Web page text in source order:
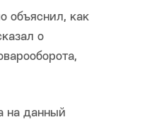
объяснил, как
о
на данный